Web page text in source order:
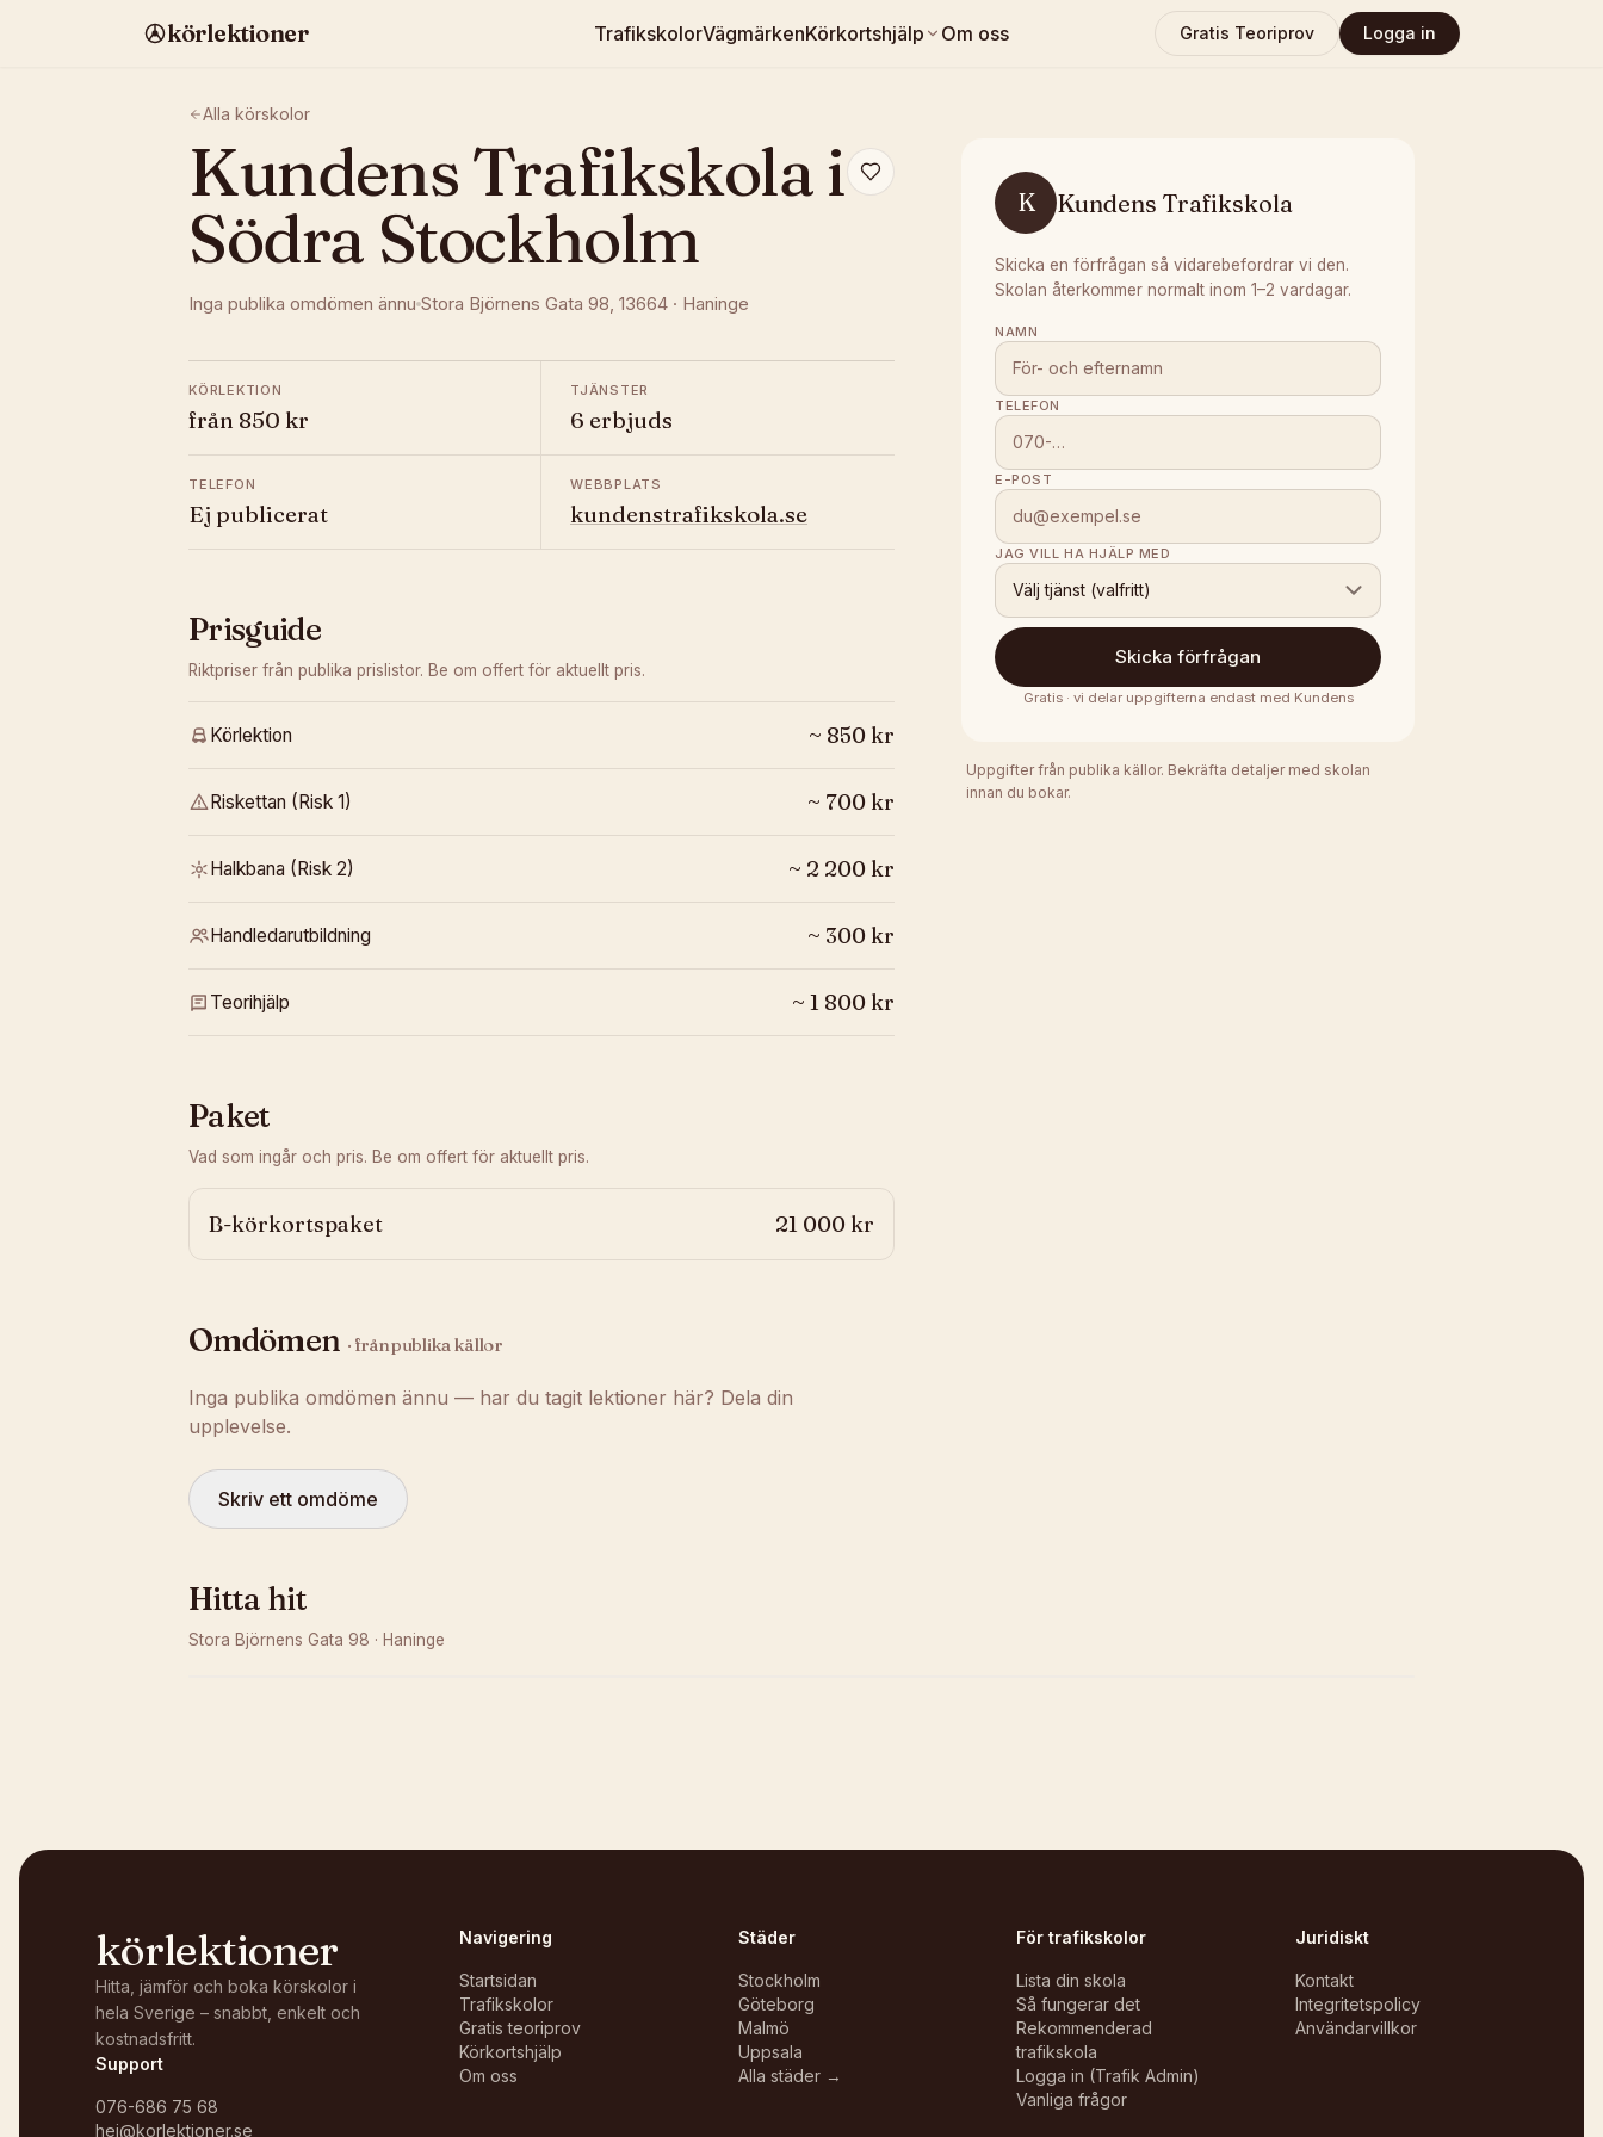
körlektioner TrafikskolorVägmärkenKörkortshjälp Om oss Gratis Teoriprov Logga in
Alla körskolor
Kundens Trafikskola i
Södra Stockholm
Inga publika omdömen ännu Stora Björnens Gata 98, 13664 · Haninge
KÖRLEKTION
från 850 kr
TJÄNSTER
6 erbjuds
TELEFON
Ej publicerat
WEBBPLATS
kundenstrafikskola.se
Prisguide
Riktpriser från publika prislistor. Be om offert för aktuellt pris.
Körlektion ~ 850 kr
Riskettan (Risk 1) ~ 700 kr
Halkbana (Risk 2) ~ 2 200 kr
Handledarutbildning ~ 300 kr
Teorihjälp ~ 1 800 kr
Paket
Vad som ingår och pris. Be om offert för aktuellt pris.
B-körkortspaket 21 000 kr
Omdömen · från publika källor
Inga publika omdömen ännu — har du tagit lektioner här? Dela din
upplevelse.
Skriv ett omdöme
K Kundens Trafikskola
Skicka en förfrågan så vidarebefordrar vi den.
Skolan återkommer normalt inom 1–2 vardagar.
NAMN
TELEFON
E-POST
JAG VILL HA HJÄLP MED
Välj tjänst (valfritt)
Skicka förfrågan
Gratis · vi delar uppgifterna endast med Kundens
Uppgifter från publika källor. Bekräfta detaljer med skolan
innan du bokar.
Hitta hit
Stora Björnens Gata 98 · Haninge
körlektioner
Hitta, jämför och boka körskolor i
hela Sverige – snabbt, enkelt och
kostnadsfritt.
Support
076-686 75 68
hej@korlektioner.se
Navigering
Startsidan
Trafikskolor
Gratis teoriprov
Körkortshjälp
Om oss
Städer
Stockholm
Göteborg
Malmö
Uppsala
Alla städer →
För trafikskolor
Lista din skola
Så fungerar det
Rekommenderad
trafikskola
Logga in (Trafik Admin)
Vanliga frågor
Juridiskt
Kontakt
Integritetspolicy
Användarvillkor